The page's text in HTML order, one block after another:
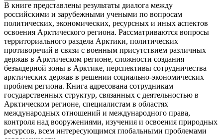
В книге представлены результаты диалога между
российскими и зарубежными учеными по вопросам
политических, экономических, ресурсных и иных аспектов
освоения Арктического региона. Рассматриваются вопросы
территориального раздела Арктики, политических
противоречий в связи с военным присутствием различных
держав в Арктическом регионе, сложности создания
безъядерной зоны в Арктике, перспективы сотрудничества
арктических держав в решении социально-экономических
проблем региона. Книга адресована сотрудникам
государственных структур, связанных с деятельностью в
Арктическом регионе, специалистам в областях
международных отношений и международного права,
контроля над вооружениями, изучения и освоения природных
ресурсов, всем интересующимся глобальными проблемами